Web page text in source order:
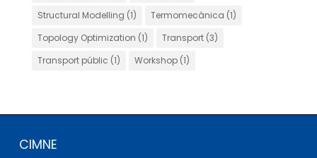
Structural Modelling (1) Termomecànica (1)
Topology Optimization (1) Transport(3)
Transport públic (1) Workshop(1)
CIMNE